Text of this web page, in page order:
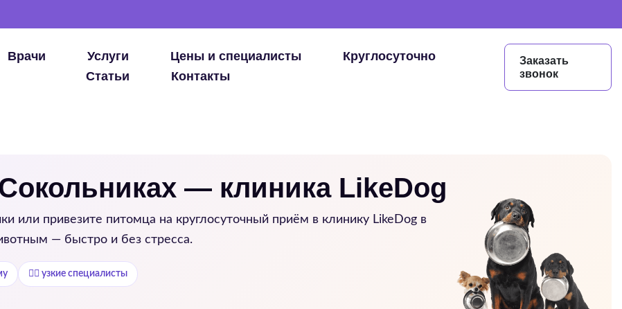
Врачи Услуги Цены и специалисты
Круглосуточно
Статьи
Контакты
Заказать
звонок
— клиника LikeDog
или привезите питомца на круглосуточный приём в клинику LikeDog в
— быстро и без стресса.
👨‍⚕️ узкие специалисты